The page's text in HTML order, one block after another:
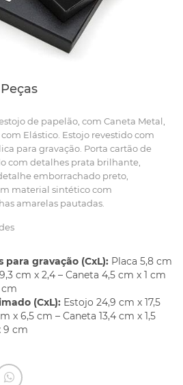
de papelão, com Caneta Metal,
Elástico. Estojo revestido com
para gravação. Porta cartão de
com detalhes prata brilhante,
emborrachado preto,
material sintético com
amarelas pautadas.
para gravação (CxL): Placa 5,8 cm
cm x 2,4 – Caneta 4,5 cm x 1 cm
cm
(CxL): Estojo 24,9 cm x 17,5
x 6,5 cm – Caneta 13,4 cm x 1,5
9 cm